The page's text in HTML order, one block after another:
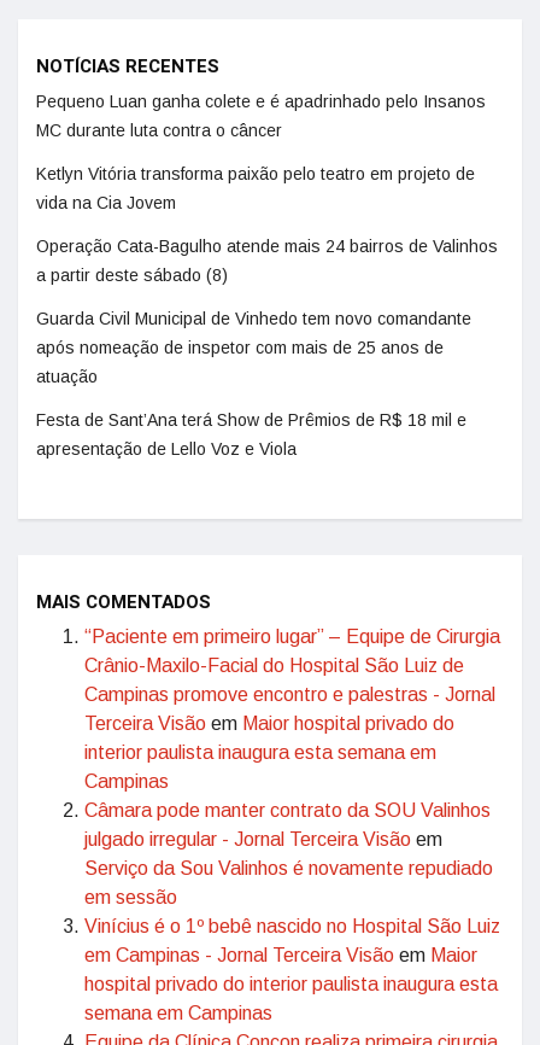
NOTÍCIAS RECENTES
Pequeno Luan ganha colete e é apadrinhado pelo Insanos
MC durante luta contra o câncer
Ketlyn Vitória transforma paixão pelo teatro em projeto de
vida na Cia Jovem
Operação Cata-Bagulho atende mais 24 bairros de Valinhos
a partir deste sábado (8)
Guarda Civil Municipal de Vinhedo tem novo comandante
após nomeação de inspetor com mais de 25 anos de
atuação
Festa de Sant’Ana terá Show de Prêmios de R$ 18 mil e
apresentação de Lello Voz e Viola
MAIS COMENTADOS
“Paciente em primeiro lugar” – Equipe de Cirurgia
Crânio-Maxilo-Facial do Hospital São Luiz de
Campinas promove encontro e palestras - Jornal
Terceira Visão em Maior hospital privado do
interior paulista inaugura esta semana em
Campinas
Câmara pode manter contrato da SOU Valinhos
julgado irregular - Jornal Terceira Visão em
Serviço da Sou Valinhos é novamente repudiado
em sessão
Vinícius é o 1º bebê nascido no Hospital São Luiz
em Campinas - Jornal Terceira Visão em Maior
hospital privado do interior paulista inaugura esta
semana em Campinas